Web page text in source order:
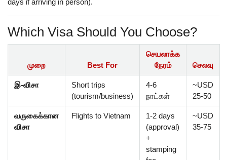
days if arriving in person).
Which Visa Should You Choose?
முறை Best For
செயலாக்க
நேரம்
செலவு
இ-விசா
Short trips
(tourism/business)
4-6
நாட்கள்
~USD
25-50
வருகைக்கான
விசா
Flights to Vietnam
1-2 days
(approval)
+
stamping
~USD
35-75